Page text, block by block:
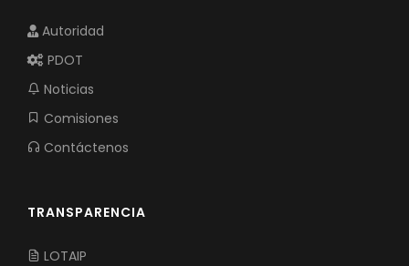
Autoridad
PDOT
Noticias
Comisiones
Contáctenos
TRANSPARENCIA
LOTAIP